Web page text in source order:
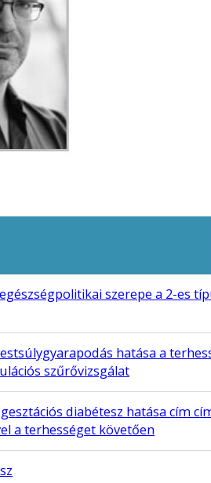
szerepe a 2-es
hatása a
szűrővizsgálat
diabétesz hatása cím
a terhességet követően